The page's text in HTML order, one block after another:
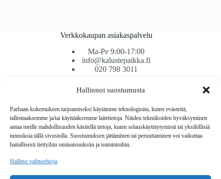
Hallinnoi suostumusta
Parhaan kokemuksen tarjoamiseksi käytämme teknologioita, kuten evästeitä,
tallentaaksemme ja/tai käyttääksemme laitetietoja. Näiden tekniikoiden hyväksyminen
antaa meille mahdollisuuden käsitellä tietoja, kuten selauskäyttäytymistä tai yksilöllisiä
tunnuksia tällä sivustolla. Suostumuksen jättäminen tai peruuttaminen voi vaikuttaa
haitallisesti tiettyihin ominaisuuksiin ja toimintoihin.
Hallitse vaihtoehtoja
Verkkokaupan asiakaspalvelu
Ma-Pe 9:00-17:00
info@kalustepaikka.fi
020 798 3011
Tavarantoimitus / Maksutavat
Toimitustavat
Maksutavat
Vaihto ja palautus
Reklamaatiot